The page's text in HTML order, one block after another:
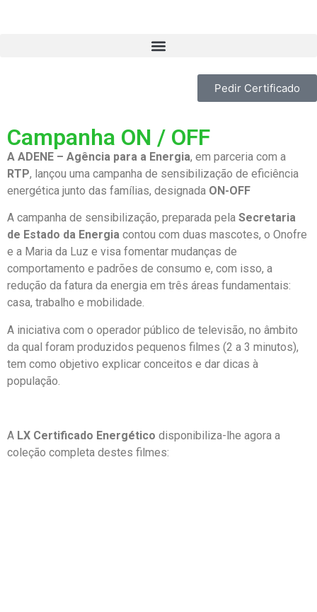
Pedir Certificado
Campanha ON / OFF
A ADENE – Agência para a Energia, em parceria com a
RTP, lançou uma campanha de sensibilização de eficiência
energética junto das famílias, designada ON-OFF
A campanha de sensibilização, preparada pela Secretaria
de Estado da Energia contou com duas mascotes, o Onofre
e a Maria da Luz e visa fomentar mudanças de
comportamento e padrões de consumo e, com isso, a
redução da fatura da energia em três áreas fundamentais:
casa, trabalho e mobilidade.
A iniciativa com o operador público de televisão, no âmbito
da qual foram produzidos pequenos filmes (2 a 3 minutos),
tem como objetivo explicar conceitos e dar dicas à
população.
A LX Certificado Energético disponibiliza-lhe agora a
coleção completa destes filmes: